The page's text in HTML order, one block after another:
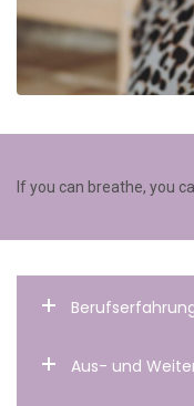
If you can breathe, you
Aus- und